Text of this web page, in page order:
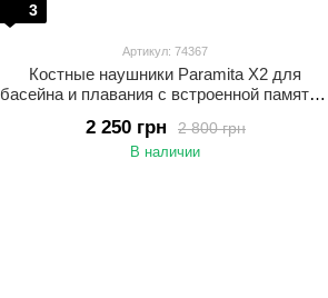
3
Артикул: 74367
Костные наушники Paramita X2 для
басейна и плавания с встроенной памятью
для спорта Черный
2 800 грн
2 250 грн
В наличии